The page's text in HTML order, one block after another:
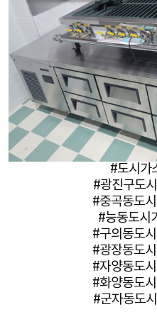
#도시가
#광진구도
#중곡동도
#능동도시
#구의동도
#광장동도
#자양동도
#화양동도
#군자동도